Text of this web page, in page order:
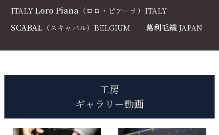
ITALY Loro Piana （ロロ・ピアーナ）ITALY
SCABAL （スキャバル）BELGIUM 葛利毛織 JAPAN
工房
ギャラリー動画